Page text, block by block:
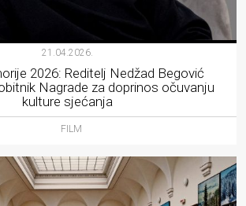
21.04.2026.
2026: Reditelj Nedžad Begović
Nagrade za doprinos očuvanju
kulture sjećanja
FILM